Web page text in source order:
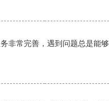
非常完善，遇到问题总是能